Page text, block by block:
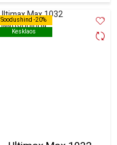
Soodushind -20%
Kesklaos
Soodushind -20%
Kesklaos